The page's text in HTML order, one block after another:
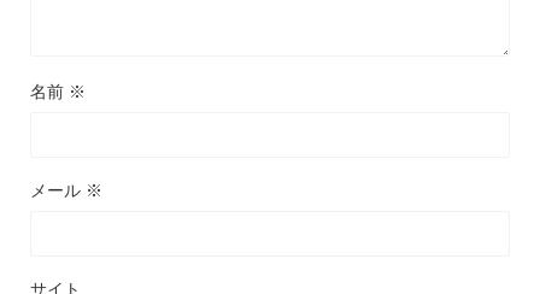
名前 ※
メール ※
サイト